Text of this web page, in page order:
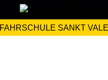
FAHRSCHULE SANKT